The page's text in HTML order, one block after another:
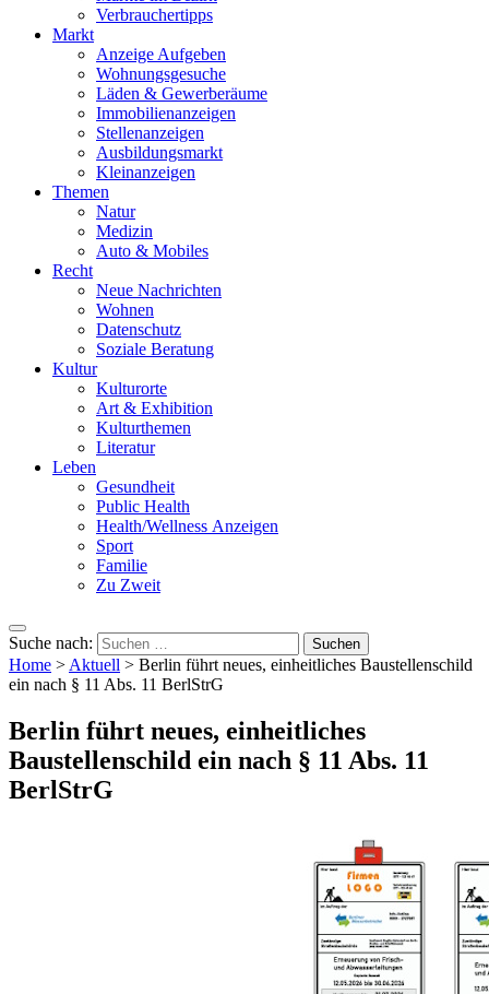
Verbrauchertipps
Markt
Anzeige Aufgeben
Wohnungsgesuche
Läden & Gewerberäume
Immobilienanzeigen
Stellenanzeigen
Ausbildungsmarkt
Kleinanzeigen
Themen
Natur
Medizin
Auto & Mobiles
Recht
Neue Nachrichten
Wohnen
Datenschutz
Soziale Beratung
Kultur
Kulturorte
Art & Exhibition
Kulturthemen
Literatur
Leben
Gesundheit
Public Health
Health/Wellness Anzeigen
Sport
Familie
Zu Zweit
Suche nach:
Home > Aktuell > Berlin führt neues, einheitliches Baustellenschild
ein nach § 11 Abs. 11 BerlStrG
Berlin führt neues, einheitliches
Baustellenschild ein nach § 11 Abs. 11
BerlStrG